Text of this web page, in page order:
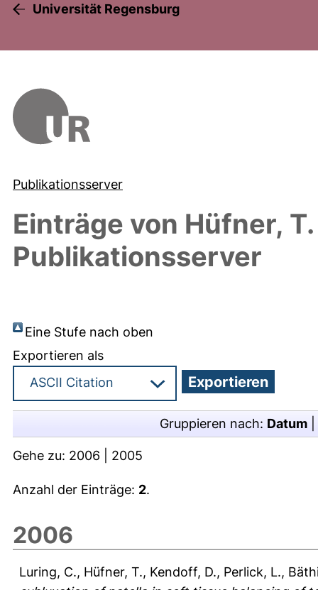
Universität Regensburg
Publikationsserver
Einträge von Hüfner, T.
Publikationsserver
Eine Stufe nach oben
Exportieren als
Gruppieren nach: Datum
Gehe zu: 2006 2005
Anzahl der Einträge: 2.
2006
Luring, C., Hüfner, T., Kendoff, D., Perlick, L.,